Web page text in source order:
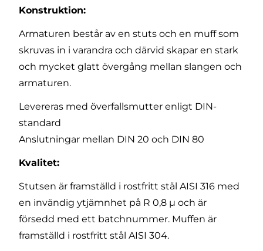
Konstruktion:
Armaturen består av en stuts och en muff som
skruvas in i varandra och därvid skapar en stark
och mycket glatt övergång mellan slangen och
armaturen.
Levereras med överfallsmutter enligt DIN-
standard
Anslutningar mellan DIN 20 och DIN 80
Kvalitet:
Stutsen är framställd i rostfritt stål AISI 316 med
en invändig ytjämnhet på R 0,8 µ och är
försedd med ett batchnummer. Muffen är
framställd i rostfritt stål AISI 304.